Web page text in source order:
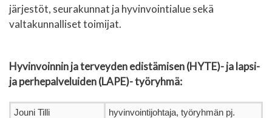
järjestöt, seurakunnat ja hyvinvointialue sekä
valtakunnalliset toimijat.
Hyvinvoinnin ja terveyden edistämisen (HYTE)- ja lapsi-
ja perhepalveluiden (LAPE)- työryhmä:
Jouni Tilli hyvinvointijohtaja, työryhmän pj.